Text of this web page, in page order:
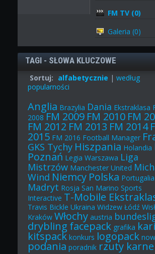
FM TV (0)
Galeria (0)
TAGI - SŁOWA KLUCZOWE
Sortuj: alfabetycznie | według
popularności
Anglia Brazylia Dania Ekstraklasa
2008 FM 2009 FM 2010 FM
FM 2012 FM 2013 FM 2014
2015 FM 2016 Football Manager
GKS Tychy Hiszpania Holandia
Poznań Legia Warszawa Liga
Mistrzów Manchester United
Wind Niemcy Polska Portugalia
Madryt Rosja San Marino Sports
Interactive T-Mobile
Travis Bickle Ukraina Widzew Łódź
Kraków Włochy austria
drybling facepack grafika
kitspack konkurs logopack
podania poradnik rzuty karne